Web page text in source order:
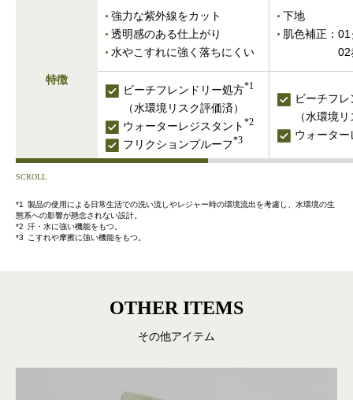
特徴
強力な紫外線をカット
透明感のある仕上がり
水やこすれに強く落ちにくい
下地
肌色補正： 01
02
ビーチフレンドリー処方*1
（水環境リスク評価済）
ウォーターレジスタント *2
フリクションプルーフ*3
ビーチフ
（水環境
ウォータ
SCROLL
*1
製品の使用による日常生活での洗い流しやレジャー時の環境流出を考慮し、水環境の生
態系への影響が懸念されない設計。
*2 汗・水に強い機能をもつ。
*3 こすれや摩擦に強い機能をもつ。
OTHER ITEMS
その他アイテム